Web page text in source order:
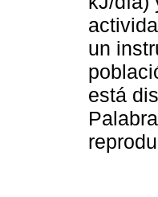
un
está